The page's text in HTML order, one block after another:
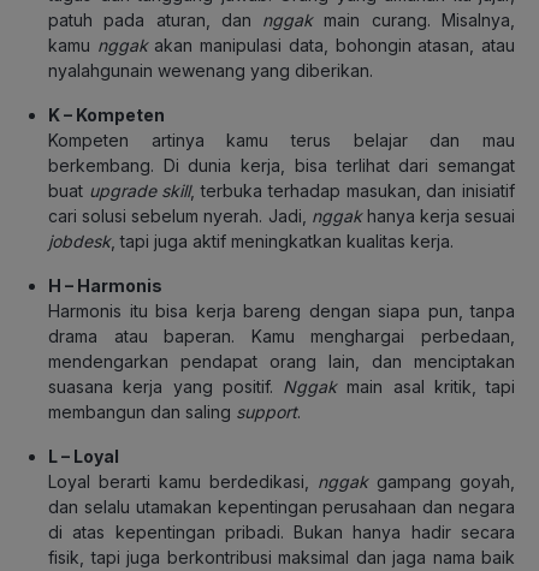
patuh pada aturan, dan nggakmain curang. Misalnya,
kamu nggakakan manipulasi data, bohongin atasan, atau
nyalahgunain wewenang yang diberikan.
K – Kompeten
Kompeten artinya kamu terus belajar dan mau
berkembang. Di dunia kerja, bisa terlihat dari semangat
buat upgrade skill, terbuka terhadap masukan, dan inisiatif
cari solusi sebelum nyerah. Jadi, nggakhanya kerja sesuai
jobdesk, tapi juga aktif meningkatkan kualitas kerja.
H – Harmonis
Harmonis itu bisa kerja bareng dengan siapa pun, tanpa
drama atau baperan. Kamu menghargai perbedaan,
mendengarkan pendapat orang lain, dan menciptakan
suasana kerja yang positif. Nggakmain asal kritik, tapi
membangun dan saling support.
L – Loyal
Loyal berarti kamu berdedikasi, nggakgampang goyah,
dan selalu utamakan kepentingan perusahaan dan negara
di atas kepentingan pribadi. Bukan hanya hadir secara
fisik, tapi juga berkontribusi maksimal dan jaga nama baik